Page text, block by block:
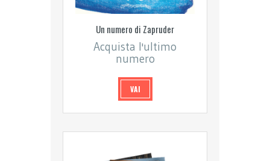
Un numero di Zapruder
Acquista l'ultimo
numero
VAI